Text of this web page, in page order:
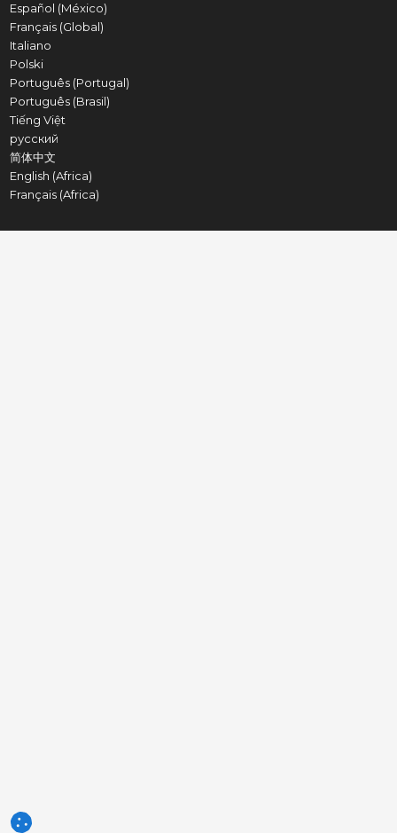
Español (México)
Français (Global)
Italiano
Polski
Português (Portugal)
Português (Brasil)
Tiếng Việt
русский
简体中文
English (Africa)
Français (Africa)